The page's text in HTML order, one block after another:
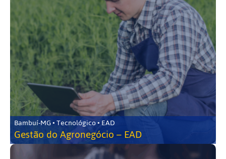
Bambuí-MG • Tecnológico • EAD
Gestão do Agronegócio – EAD